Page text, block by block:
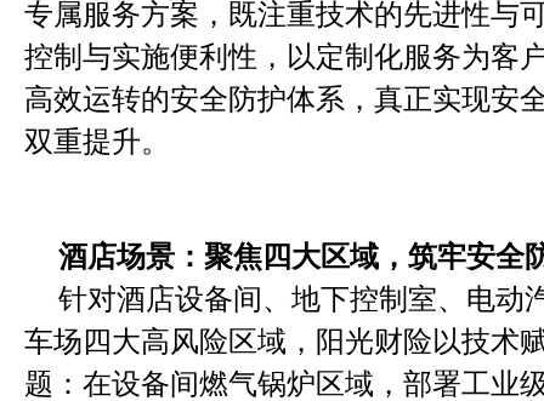
专属服务方案，既注重技术的先进性与
控制与实施便利性，以定制化服务为客
高效运转的安全防护体系，真正实现安
双重提升。
酒店场景： 聚焦四大区域，筑牢安全
针对酒店设备间、地下控制室、电动
车场四大高风险区域，阳光财险以技术
题：在设备间燃气锅炉区域，部署工业